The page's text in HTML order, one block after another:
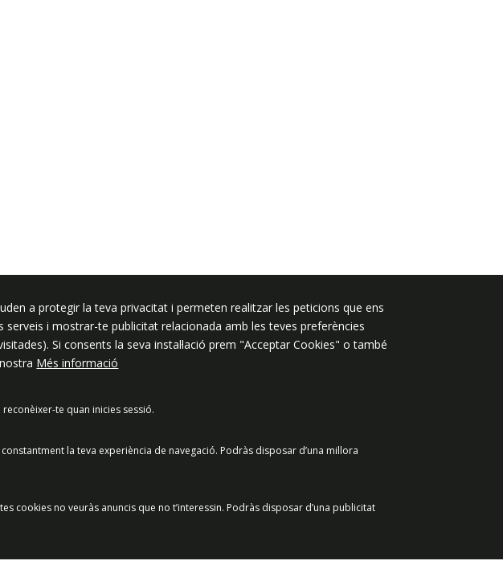
Segueix-nos a:
a protegir la teva privacitat i permeten realitzar les peticions que ens
i mostrar-te publicitat relacionada amb les teves preferències
Si consents la seva instal·lació prem "Acceptar Cookies" o també
Més informació
te quan inicies sessió.
la teva experiència de navegació. Podràs disposar d’una millora
cookies no veuràs anuncis que no t’interessin. Podràs disposar d’una publicitat
Acceptar Cookies